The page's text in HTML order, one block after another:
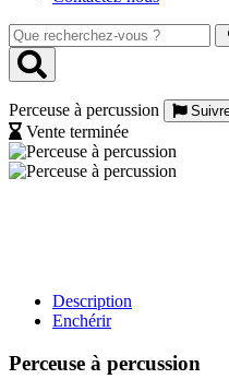
Que
recherchez-
vous
Perceuse à percussion
Vente terminée
Description
Enchérir
Perceuse à percussion